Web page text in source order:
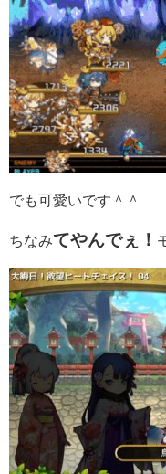
でも可愛いです＾＾
ちなみてやんでぇ！